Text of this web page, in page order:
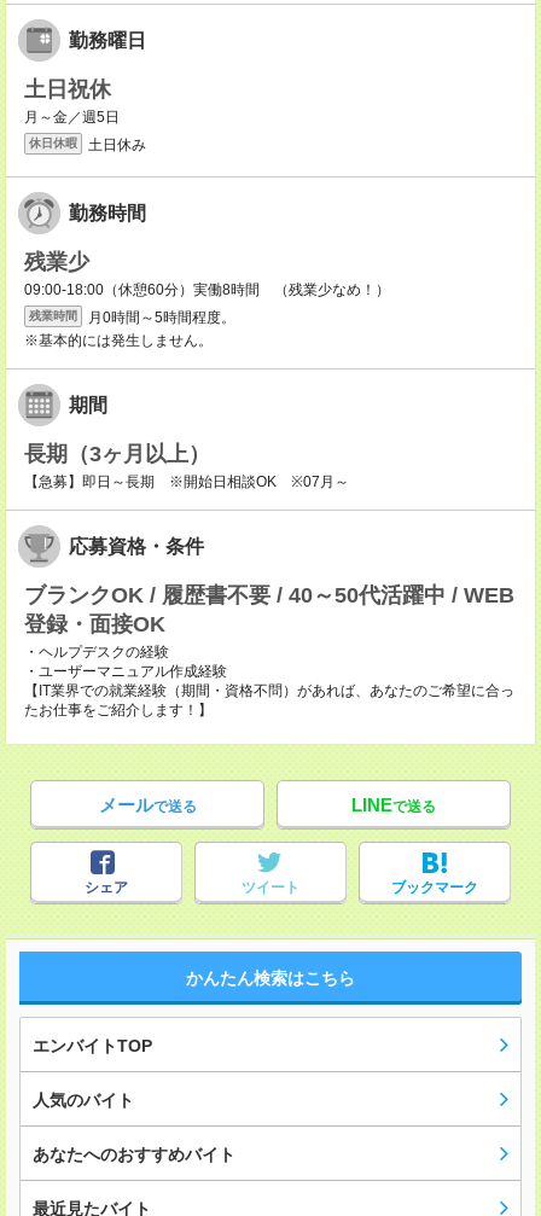
勤務曜日
土日祝休
月～金／週5日
休日休暇 土日休み
勤務時間
残業少
09:00-18:00（休憩60分）実働8時間 （残業少なめ！）
残業時間
月0時間～5時間程度。
※基本的には発生しません。
期間
長期（3ヶ月以上）
【急募】即日～長期 ※開始日相談OK ※07月～
応募資格・条件
ブランクOK / 履歴書不要 / 40～50代活躍中 / WEB
登録・面接OK
・ヘルプデスクの経験
・ユーザーマニュアル作成経験
【IT業界での就業経験（期間・資格不問）があれば、あなたのご希望に合っ
たお仕事をご紹介します！】
メールで送る LINEで送る
シェア ツイート ブックマーク
かんたん検索はこちら
エンバイトTOP
人気のバイト
あなたへのおすすめバイト
最近見たバイト